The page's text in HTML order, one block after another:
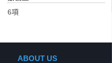
6項
ABOUT US